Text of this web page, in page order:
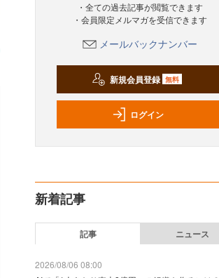
・全ての過去記事が閲覧できます
・会員限定メルマガを受信できます
メールバックナンバー
新規会員登録 無料
ログイン
新着記事
記事 ニュース
2026/08/06 08:00